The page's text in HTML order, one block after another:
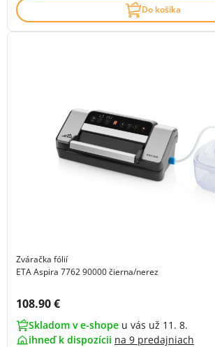
Do košíka
Zváračka fólií
ETA Aspira 7762 90000 čierna/nerez
Cena s DPH:
108.90 €
Skladom v e-shope u vás už 11. 8.
ihneď k dispozícii na 9 predajniach